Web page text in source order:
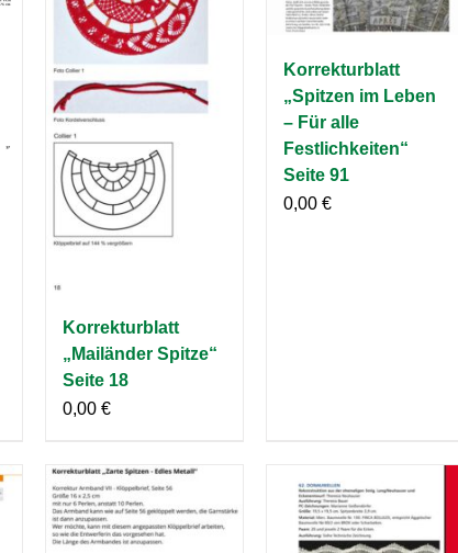
Korrekturblatt
„Mailänder Spitze“
Seite 18
0,00€
Korrekturblatt
„Spitzen im Leben
– Für alle
Festlichkeiten“
Seite 91
0,00 €